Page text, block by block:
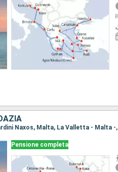
Naxos, Malta, La Valletta - Malta
Pensione completa